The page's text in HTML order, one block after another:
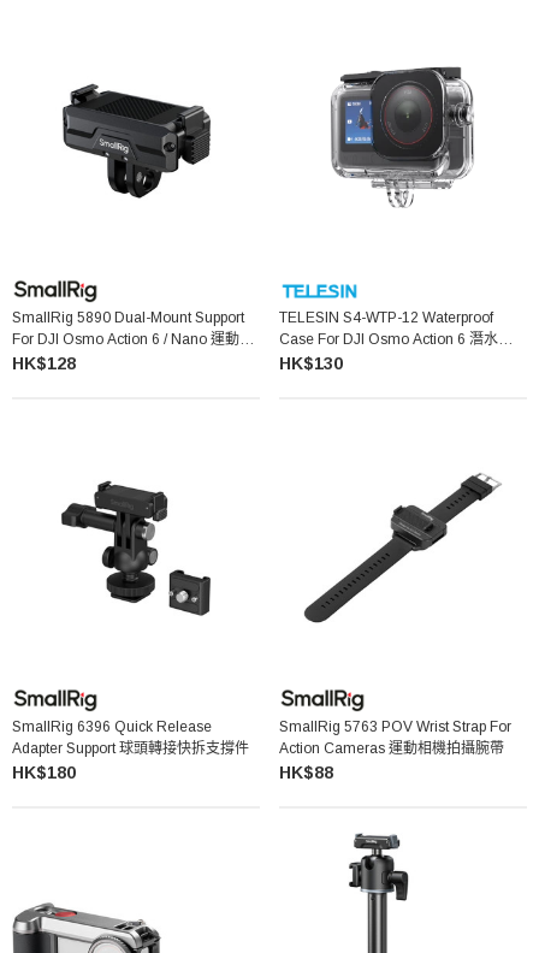
SmallRig 5890 Dual-Mount Support
For DJI Osmo Action 6 / Nano 運動相
機轉接座
HK$128
TELESIN S4-WTP-12 Waterproof
Case For DJI Osmo Action 6 潛水防水
殼
HK$130
SmallRig 6396 Quick Release
Adapter Support 球頭轉接快拆支撐件
HK$180
SmallRig 5763 POV Wrist Strap For
Action Cameras 運動相機拍攝腕帶
HK$88